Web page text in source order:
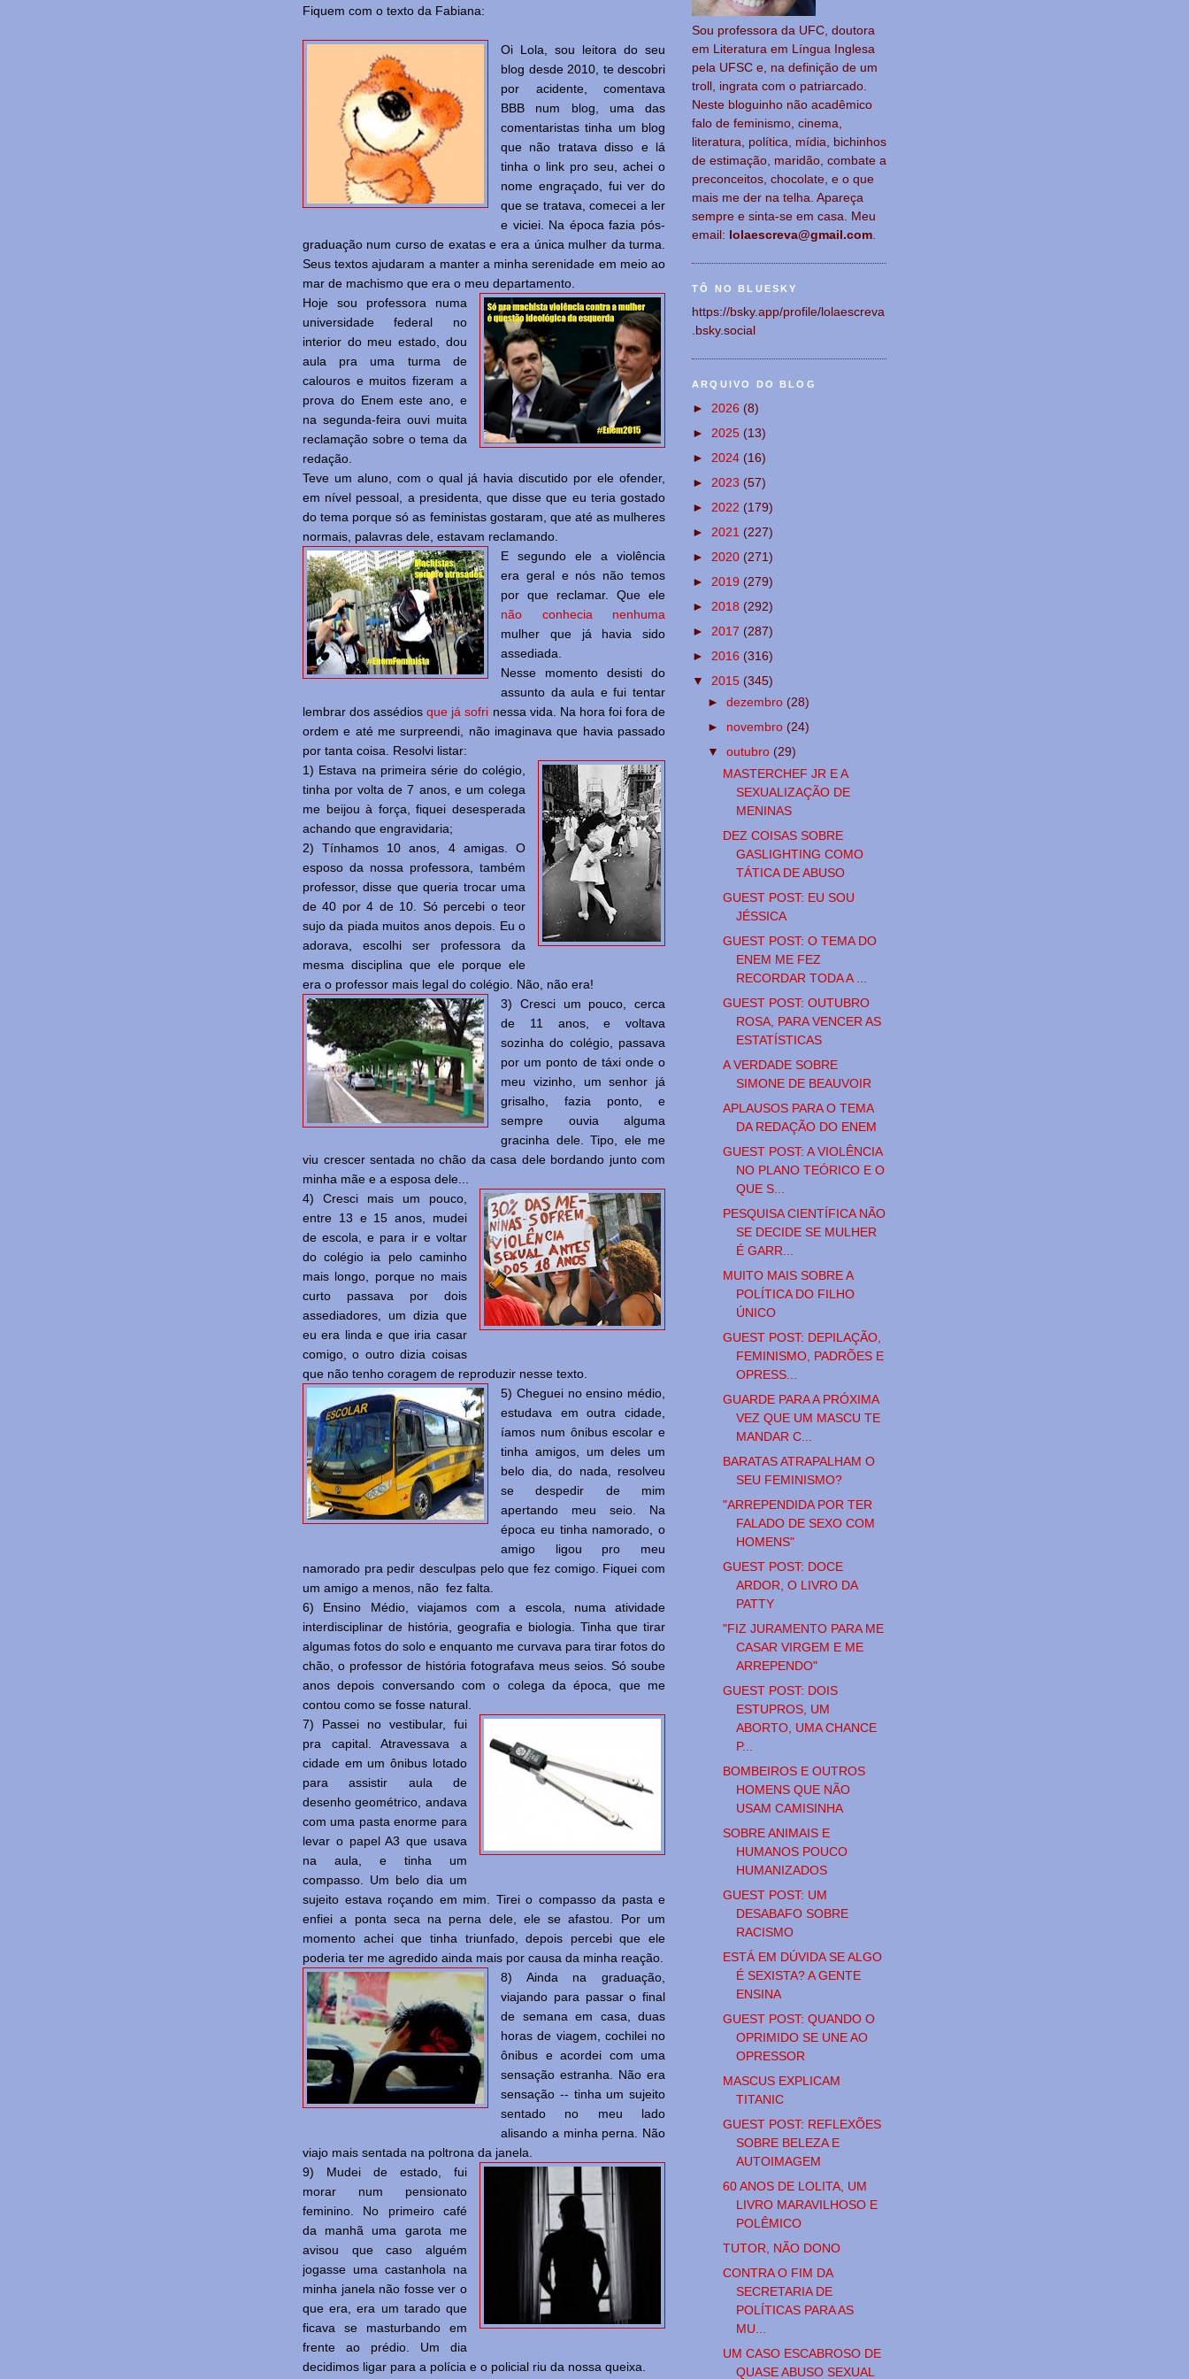
Fiquem com o texto da Fabiana:
Oi Lola, sou leitora do seu
blog desde 2010, te descobri
por acidente, comentava
BBB num blog, uma das
comentaristas tinha um blog
que não tratava disso e lá
tinha o link pro seu, achei o
nome engraçado, fui ver do
que se tratava, comecei a ler
e viciei. Na época fazia pós-
graduação num curso de exatas e era a única mulher da turma.
Seus textos ajudaram a manter a minha serenidade em meio ao
mar de machismo que era o meu departamento.
Hoje sou professora numa
universidade federal no
interior do meu estado, dou
aula pra uma turma de
calouros e muitos fizeram a
prova do Enem este ano, e
na segunda-feira ouvi muita
reclamação sobre o tema da
redação.
Teve um aluno, com o qual já havia discutido por ele ofender,
em nível pessoal, a presidenta, que disse que eu teria gostado
do tema porque só as feministas gostaram, que até as mulheres
normais, palavras dele, estavam reclamando.
E segundo ele a violência
era geral e nós não temos
por que reclamar. Que ele
não conhecia nenhuma
mulher que já havia sido
assediada.
Nesse momento desisti do
assunto da aula e fui tentar
lembrar dos assédiosque já sofri nessa vida. Na hora foi fora de
ordem e até me surpreendi, não imaginava que havia passado
por tanta coisa. Resolvi listar:
1) Estava na primeira série do colégio,
tinha por volta de 7 anos, e um colega
me beijou à força, fiquei desesperada
achando que engravidaria;
2)Tínhamos 10 anos, 4 amigas. O
esposo da nossa professora, também
professor, disse que queria trocar uma
de 40 por 4 de 10. Só percebi o teor
sujo da piada muitos anos depois. Eu o
adorava, escolhi ser professora da
mesma disciplina que ele porque ele
era o professor mais legal do colégio. Não, não era!
3) Cresci um pouco, cerca
de 11 anos, e voltava
sozinha do colégio, passava
por um ponto de táxi onde o
meu vizinho, um senhor já
grisalho, fazia ponto, e
sempre ouvia alguma
gracinha dele. Tipo, ele me
viu crescer sentada no chão da casa dele bordando junto com
minha mãe e a esposa dele...
4) Cresci mais um pouco,
entre 13 e 15 anos, mudei
de escola, e para ir e voltar
do colégio ia pelo caminho
mais longo, porque no mais
curto passava por dois
assediadores, um dizia que
eu era linda e que iria casar
comigo, o outro dizia coisas
que não tenho coragem de reproduzir nesse texto.
5) Cheguei no ensino médio,
estudava em outra cidade,
íamos num ônibus escolar e
tinha amigos, um deles um
belo dia, do nada, resolveu
se despedir de mim
apertando meu seio. Na
época eu tinha namorado, o
amigo ligou pro meu
namorado pra pedir desculpas pelo que fez comigo. Fiquei com
um amigo a menos, não fez falta.
6) Ensino Médio, viajamos com a escola, numa atividade
interdisciplinar de história, geografia e biologia. Tinha que tirar
algumas fotos do solo e enquanto me curvava para tirar fotos do
chão, o professor de história fotografava meus seios. Só soube
anos depois conversando com o colega da época, que me
contou como se fosse natural.
7) Passei no vestibular, fui
pra capital. Atravessava a
cidade em um ônibus lotado
para assistir aula de
desenho geométrico, andava
com uma pasta enorme para
levar o papel A3 que usava
na aula, e tinha um
compasso. Um belo dia um
sujeito estava roçando em mim. Tirei o compasso da pasta e
enfiei a ponta seca na perna dele, ele se afastou. Por um
momento achei que tinha triunfado, depois percebi que ele
poderia ter me agredido ainda mais por causa da minha reação.
8) Ainda na graduação,
viajando para passar o final
de semana em casa, duas
horas de viagem, cochilei no
ônibus e acordei com uma
sensação estranha. Não era
sensação -- tinha um sujeito
sentado no meu lado
alisando a minha perna. Não
viajo mais sentada na poltrona da janela.
9) Mudei de estado, fui
morar num pensionato
feminino. No primeiro café
da manhã uma garota me
avisou que caso alguém
jogasse uma castanhola na
minha janela não fosse ver o
que era, era um tarado que
ficava se masturbando em
frente ao prédio. Um dia
decidimos ligar para a polícia e o policial riu da nossa queixa.
Sou professora da UFC, doutora
em Literatura em Língua Inglesa
pela UFSC e, na definição de um
troll, ingrata com o patriarcado.
Neste bloguinho não acadêmico
falo de feminismo, cinema,
literatura, política, mídia, bichinhos
de estimação, maridão, combate a
preconceitos, chocolate, e o que
mais me der na telha. Apareça
sempre e sinta-se em casa. Meu
email: lolaescreva@gmail.com
TÔ NO BLUESKY
https://bsky.app/profile/lolaescreva
.bsky.social
ARQUIVO DO BLOG
► 2026 (8)
► 2025 (13)
► 2024 (16)
► 2023 (57)
► 2022 (179)
► 2021 (227)
► 2020 (271)
► 2019 (279)
► 2018 (292)
► 2017 (287)
► 2016 (316)
▼ 2015 (345)
► dezembro (28)
► novembro (24)
▼ outubro (29)
MASTERCHEF JR E A
SEXUALIZAÇÃO DE
MENINAS
DEZ COISAS SOBRE
GASLIGHTING COMO
TÁTICA DE ABUSO
GUEST POST: EU SOU
JÉSSICA
GUEST POST: O TEMA DO
ENEM ME FEZ
RECORDAR TODA A ...
GUEST POST: OUTUBRO
ROSA, PARA VENCER AS
ESTATÍSTICAS
A VERDADE SOBRE
SIMONE DE BEAUVOIR
APLAUSOS PARA O TEMA
DA REDAÇÃO DO ENEM
GUEST POST: A VIOLÊNCIA
NO PLANO TEÓRICO E O
QUE S...
PESQUISA CIENTÍFICA NÃO
SE DECIDE SE MULHER
É GARR...
MUITO MAIS SOBRE A
POLÍTICA DO FILHO
ÚNICO
GUEST POST: DEPILAÇÃO,
FEMINISMO, PADRÕES E
OPRESS...
GUARDE PARA A PRÓXIMA
VEZ QUE UM MASCU TE
MANDAR C...
BARATAS ATRAPALHAM O
SEU FEMINISMO?
"ARREPENDIDA POR TER
FALADO DE SEXO COM
HOMENS"
GUEST POST: DOCE
ARDOR, O LIVRO DA
PATTY
"FIZ JURAMENTO PARA ME
CASAR VIRGEM E ME
ARREPENDO"
GUEST POST: DOIS
ESTUPROS, UM
ABORTO, UMA CHANCE
P...
BOMBEIROS E OUTROS
HOMENS QUE NÃO
USAM CAMISINHA
SOBRE ANIMAIS E
HUMANOS POUCO
HUMANIZADOS
GUEST POST: UM
DESABAFO SOBRE
RACISMO
ESTÁ EM DÚVIDA SE ALGO
É SEXISTA? A GENTE
ENSINA
GUEST POST: QUANDO O
OPRIMIDO SE UNE AO
OPRESSOR
MASCUS EXPLICAM
TITANIC
GUEST POST: REFLEXÕES
SOBRE BELEZA E
AUTOIMAGEM
60 ANOS DE LOLITA, UM
LIVRO MARAVILHOSO E
POLÊMICO
TUTOR, NÃO DONO
CONTRA O FIM DA
SECRETARIA DE
POLÍTICAS PARA AS
MU...
UM CASO ESCABROSO DE
QUASE ABUSO SEXUAL